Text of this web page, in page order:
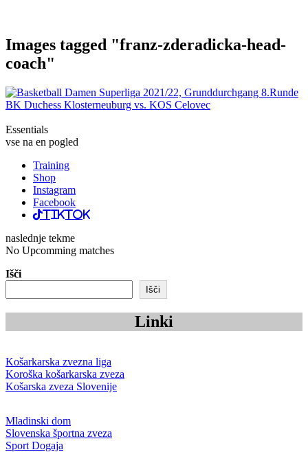
Images tagged "franz-zderadicka-head-
coach"
Essentials
vse na en pogled
Training
Shop
Instagram
Facebook
TikTok
naslednje tekme
No Upcomming matches
Išči
Išči
Linki
Košarkarska zvezna liga
Koroška košarkarska zveza
Košarska zveza Slovenije
Mladinski dom
Slovenska športna zveza
Sport Dogaja